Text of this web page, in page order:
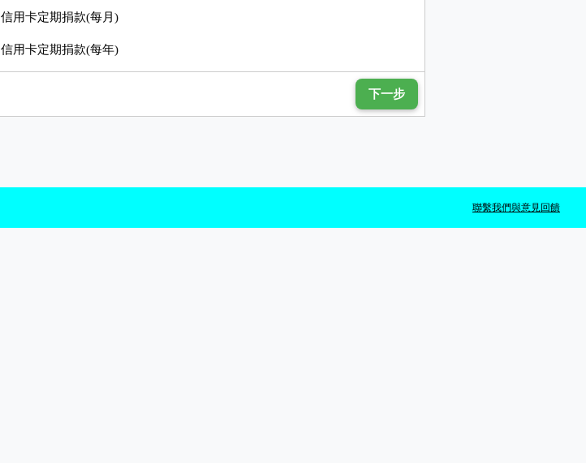
信用卡定期捐款(每月)
信用卡定期捐款(每年)
下一步
聯繫我們與意見回饋